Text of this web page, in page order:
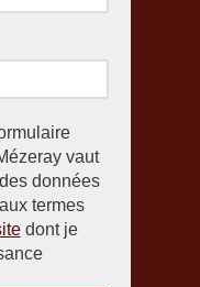
vaut
données
termes
dont je